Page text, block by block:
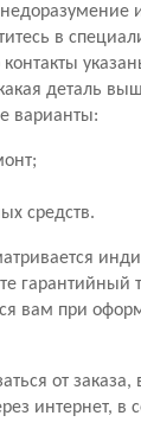
в
деталь
варианты:
средств.
гарантийный
вам при
от
интернет, в